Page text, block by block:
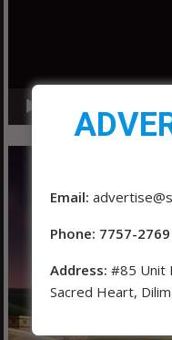
Email:
Phone: 7757-2769
Address: #85 Unit
Sacred Heart,